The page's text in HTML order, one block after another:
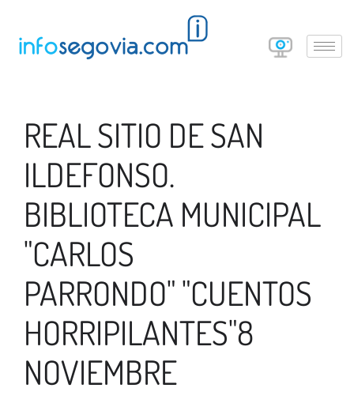
REAL SITIO DE SAN
ILDEFONSO.
BIBLIOTECA MUNICIPAL
"CARLOS
PARRONDO" "CUENTOS
HORRIPILANTES"8
NOVIEMBRE